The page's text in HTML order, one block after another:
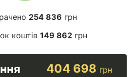
254 836 грн
коштів 149 862грн
404 698 грн